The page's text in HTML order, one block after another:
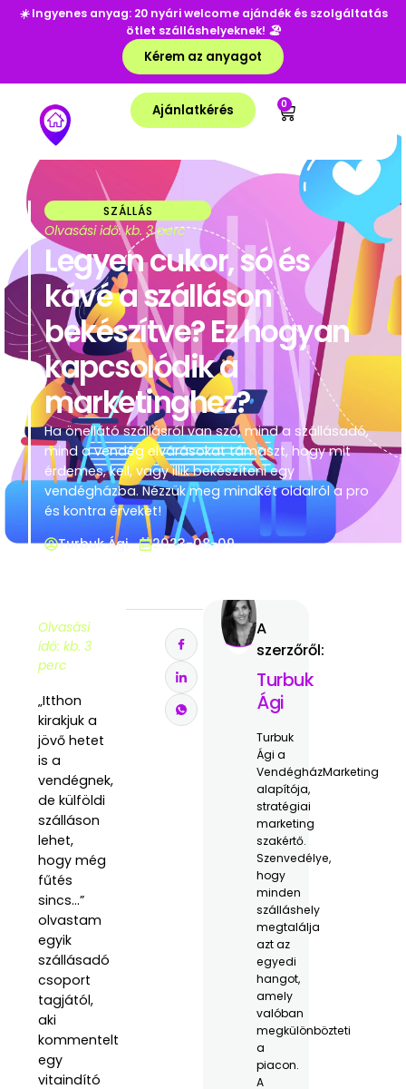
☀️Ingyenes anyag: 20 nyári welcome ajándék és szolgáltatás
ötlet szálláshelyeknek! 🏖️
Kérem az anyagot
Ajánlatkérés 0
SZÁLLÁS
Olvasási idő: kb. 3 perc
Legyen cukor, só és
kávé a szálláson
bekészítve? Ez hogyan
kapcsolódik a
marketinghez?
Ha önellátó szállásról van szó, mind a szállásadó,
mind a vendég elvárásokat támaszt, hogy mit
érdemes, kell, vagy illik bekészíteni egy
vendégházba. Nézzük meg mindkét oldalról a pro
és kontra érveket!
Turbuk Ági
2023-08-09
Olvasási
idő: kb. 3
perc
„Itthon
kirakjuk a
jövő hetet
is a
vendégnek,
de külföldi
szálláson
lehet,
hogy még
fűtés
sincs…”
olvastam
egyik
szállásadó
csoport
tagjától,
aki
kommentelt
egy
vitaindító
A
szerzőről:
Turbuk
Ági
Turbuk
Ági a
VendégházMarketing
alapítója,
stratégiai
marketing
szakértő.
Szenvedélye,
hogy
minden
szálláshely
megtalálja
azt az
egyedi
hangot,
amely
valóban
megkülönbözteti
a
piacon.
A